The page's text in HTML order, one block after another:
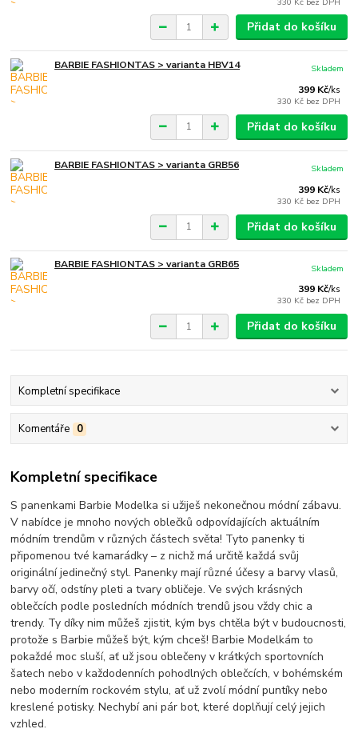
Přidat do košíku
BARBIE FASHIONTAS > varianta HBV14
399 Kč/ks
330 Kč bez DPH
Skladem
Přidat do košíku
BARBIE FASHIONTAS > varianta GRB56
399 Kč/ks
330 Kč bez DPH
Skladem
Přidat do košíku
BARBIE FASHIONTAS > varianta GRB65
399 Kč/ks
330 Kč bez DPH
Skladem
Přidat do košíku
Kompletní specifikace
Komentáře 0
Kompletní specifikace
S panenkami Barbie Modelka si užiješ nekonečnou módní zábavu.
V nabídce je mnoho nových oblečků odpovídajících aktuálním
módním trendům v různých částech světa! Tyto panenky ti
připomenou tvé kamarádky – z nichž má určitě každá svůj
originální jedinečný styl. Panenky mají různé účesy a barvy vlasů,
barvy očí, odstíny pleti a tvary obličeje. Ve svých krásných
oblečcích podle posledních módních trendů jsou vždy chic a
trendy. Ty díky nim můžeš zjistit, kým bys chtěla být v budoucnosti,
protože s Barbie můžeš být, kým chceš! Barbie Modelkám to
pokaždé moc sluší, ať už jsou oblečeny v krátkých sportovních
šatech nebo v každodenních pohodlných oblečcích, v bohémském
nebo moderním rockovém stylu, ať už zvolí módní puntíky nebo
kreslené potisky. Nechybí ani pár bot, které doplňují celý jejich
vzhled.